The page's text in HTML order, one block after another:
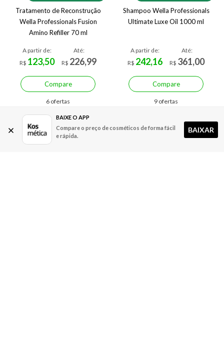
Tratamento de Reconstrução
Wella Professionals Fusion
Amino Refiller 70 ml
A partir de:
R$ 123,50
Até:
R$ 226,99
Compare
6 ofertas
Shampoo Wella Professionals
Ultimate Luxe Oil 1000 ml
A partir de:
R$ 242,16
Até:
R$ 361,00
Compare
9 ofertas
BAIXE O APP
Compare o preço de cosméticos de forma fácil
e rápida.
BAIXAR